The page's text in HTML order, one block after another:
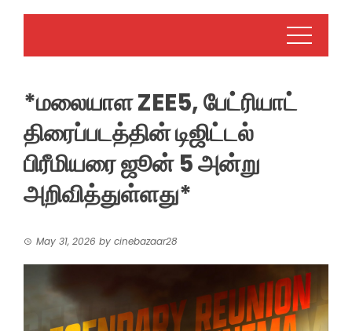
*மலையாள ZEE5, பேட்ரியாட்
திரைப்படத்தின் டிஜிட்டல்
பிரீமியரை ஜூன் 5 அன்று
அறிவித்துள்ளது*
May 31, 2026 by cinebazaar28